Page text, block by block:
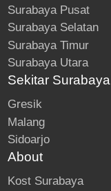
Surabaya Pusat
Surabaya Selatan
Surabaya Timur
Surabaya Utara
Sekitar Surabaya
Gresik
Malang
Sidoarjo
About
Kost Surabaya